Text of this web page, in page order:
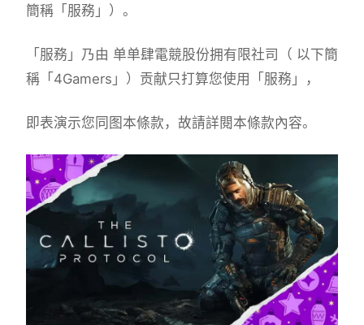
簡稱「服務」）。
「服務」乃由 单单肆電競股份拥有限社司（ 以下簡
稱「4Gamers」）贡献只打算您使用「服務」，
即表演示您同图本條款，故請詳閱本條款內容。